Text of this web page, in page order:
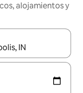
alojamientos y
navega con las